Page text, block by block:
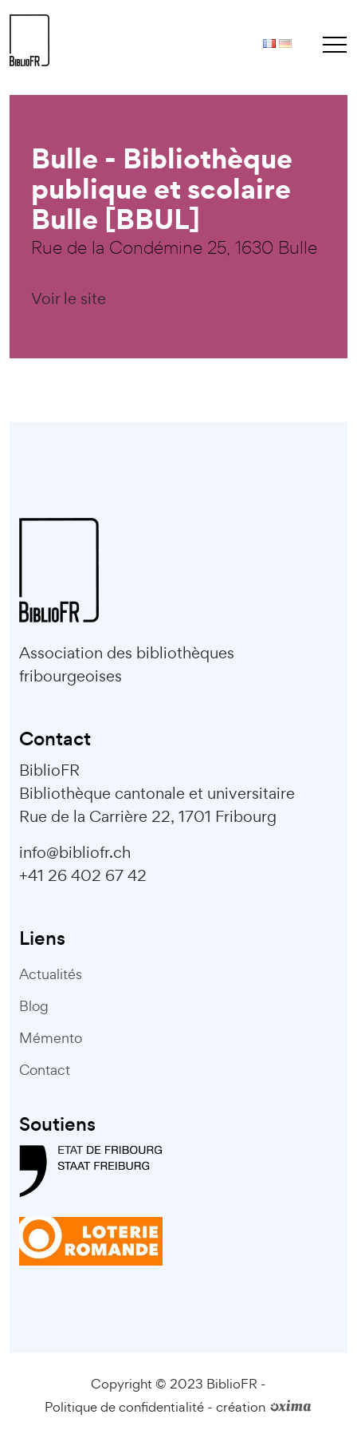
Bulle - Bibliothèque
publique et scolaire
Bulle [BBUL]
Rue de la Condémine 25, 1630 Bulle
Voir le site
Association des bibliothèques
fribourgeoises
Contact
BiblioFR
Bibliothèque cantonale et universitaire
Rue de la Carrière 22, 1701 Fribourg
info@bibliofr.ch
+41 26 402 67 42
Liens
Actualités
Blog
Mémento
Contact
Soutiens
Copyright © 2023 BiblioFR -
Politique de confidentialité- création